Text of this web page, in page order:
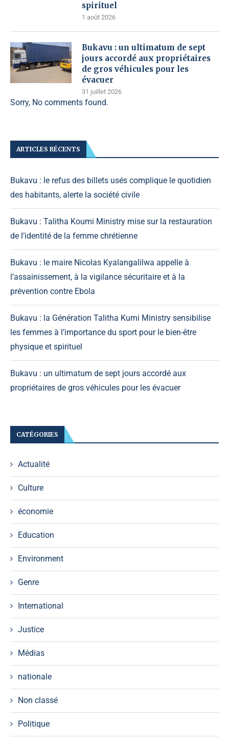
spirituel
1 août 2026
Bukavu : un ultimatum de sept
jours accordé aux propriétaires
de gros véhicules pour les
évacuer
31 juillet 2026
Sorry, No comments found.
ARTICLES RÉCENTS
Bukavu : le refus des billets usés complique le quotidien
des habitants, alerte la société civile
Bukavu : Talitha Koumi Ministry mise sur la restauration
de l’identité de la femme chrétienne
Bukavu : le maire Nicolas Kyalangalilwa appelle à
l’assainissement, à la vigilance sécuritaire et à la
prévention contre Ebola
Bukavu : la Génération Talitha Kumi Ministry sensibilise
les femmes à l’importance du sport pour le bien-être
physique et spirituel
Bukavu : un ultimatum de sept jours accordé aux
propriétaires de gros véhicules pour les évacuer
CATÉGORIES
Actualité
Culture
économie
Education
Environment
Genre
International
Justice
Médias
nationale
Non classé
Politique